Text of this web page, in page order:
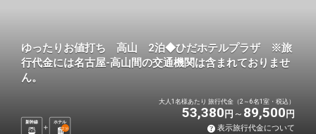
ゆったりお値打ち 高山 2泊◆ひだホテルプラザ ※旅
行代金には名古屋-高山間の交通機関は含まれておりませ
ん。
新幹線
ホテル
2泊
大人1名様あたり 旅行代金（2～6名1室・税込）
53,380 円 89,500 円
表示旅行代金について